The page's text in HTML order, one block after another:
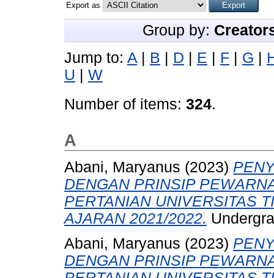
Export as
Group by:
Jump to: A B D E F G
U
W
Number of items: 324.
A
Abani, Maryanus (2023)
DENGAN PRINSIP
PERTANIAN UNIVERSITAS
AJARAN 2021/2022.
Abani, Maryanus (2023)
DENGAN PRINSIP